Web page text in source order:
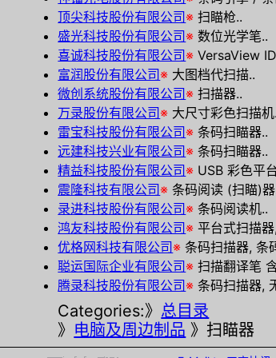
顶尖科技股份有限公司 ※扫瞄枪..
盛光科技股份有限公司 ※数位光学笔..
喜诚科技股份有限公司 ※VersaView
富润股份有限公司 ※ 大图档代扫描..
微创系统股份有限公司 ※扫描器..
万录股份有限公司 ※ 大尺寸彩色扫描机
雷宝科技股份有限公司 ※条码扫瞄器..
远建科技兴业有限公司 ※条码扫瞄器..
精益科技股份有限公司 ※ USB 彩色平
震隆科技有限公司 ※条码阅读 (扫瞄)
录进科技股份有限公司 ※条码阅读机..
鸿友科技股份有限公司 ※平台式扫描
优格网科技有限公司 ※条码扫描器, 条
聪运国际企业有限公司 ※扫描翻译笔
腾录科技股份有限公司 ※条码扫描器,
Categories:》 总目录
》 电脑及周边制品 》扫瞄器